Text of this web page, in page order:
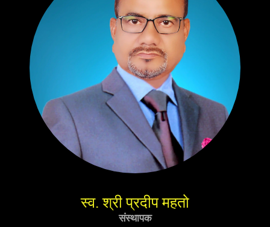
स्व. श्री प्रदीप महतो
संस्थापक